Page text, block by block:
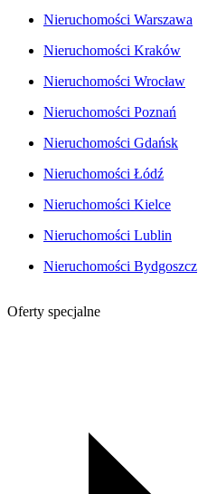
Nieruchomości Warszawa
Nieruchomości Kraków
Nieruchomości Wrocław
Nieruchomości Poznań
Nieruchomości Gdańsk
Nieruchomości Łódź
Nieruchomości Kielce
Nieruchomości Lublin
Nieruchomości Bydgoszcz
Oferty specjalne